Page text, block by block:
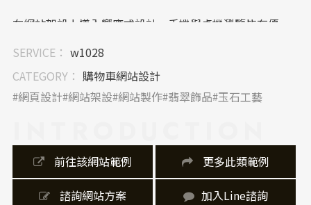
在網站架設上導入響應式設計，手機與桌機瀏覽皆有優
主選單固定於頁首，分類明確，購物或資訊瀏覽動線清
晰，符合現代使用者行為。
｜內容視覺表現，banner 設計
結合「ELEGANT ONLY BEAUTIFUL」等品牌語言，傳
達產品價值與設計理念。排版留有適度空間，強化主視
覺聚焦，提升整體藝術感。
SERVICE： w1028
CATEGORY： 購物車網站設計
網頁設計 網站架設 網站製作 翡翠飾品 玉石工藝
前往該網站範例 更多此類範例
諮詢網站方案 加入Line諮詢